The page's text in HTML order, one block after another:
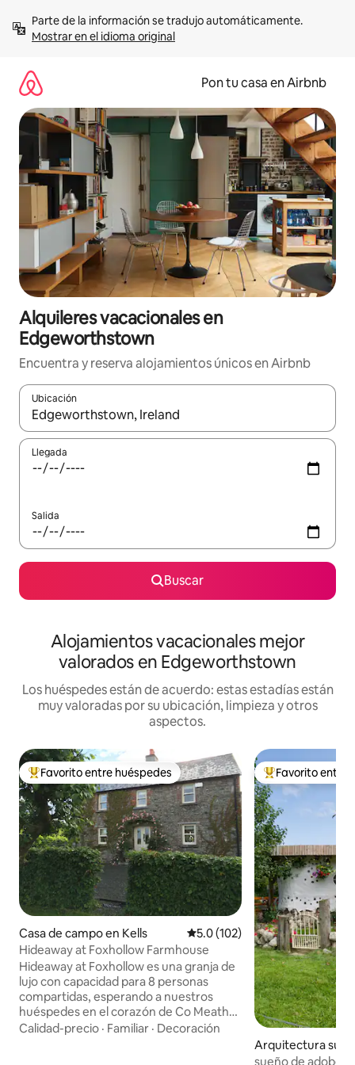
contenidoMostrar en el idioma original
Pon tu casa en Airbnb
Alquileres vacacionales en
Edgeworthstown
Encuentra y reserva alojamientos únicos en Airbnb
Ubicación
Cuando los resultados estén disponibles, navega con las
Llegada
Salida
Buscar
Alojamientos vacacionales mejor
valorados en Edgeworthstown
Los huéspedes están de acuerdo: estas estadías están
muy valoradas por su ubicación, limpieza y otros
aspectos.
Favorito entre huéspedes preferido
Favorito entre huéspedes
Casa de campo en Kells Calificación promedio: 5.0 de
5.0 (102)
Hideaway at Foxhollow Farmhouse
Hideaway at Foxhollow es una granja de
lujo con capacidad para 8 personas
compartidas, esperando a nuestros
huéspedes en el corazón de Co Meath
entre Kells y Athboy, un lugar perfecto
Calidad-precio · Familiar · Decoración
Favorito entre
Favorito entre
Arquitectura
n Trim , Co
sueño de adobe